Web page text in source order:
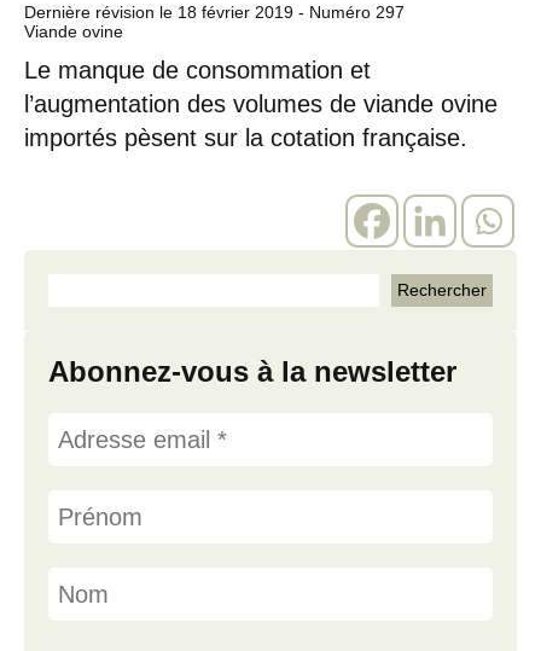
Dernière révision le 18 février 2019 - Numéro 297
Viande ovine
Le manque de consommation et
l’augmentation des volumes de viande ovine
importés pèsent sur la cotation française.
Abonnez-vous à la newsletter